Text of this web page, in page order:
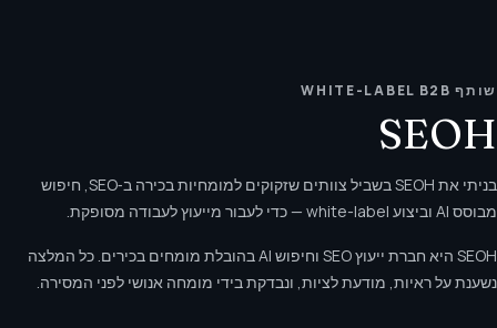
שותף WHITE-LABEL B2B
SEOH
בניתי את SEOH בשביל צוותים שזקוקים למומחיות בכירה ב‑SEO, חיפוש
מבוסס AI וביצוע white-label — כדי לעבור מייעוץ לעבודה מסופקת.
SEOH היא חברת ייעוץ SEO וחיפוש AI בהובלת מומחים בכירים. כל המלצה
נשענת על ראיות, מודעת לציות, ונבדקת בידי מומחה אנושי לפני המסירה.